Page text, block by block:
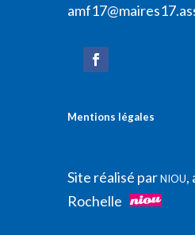
Mentions légales
Site réalisé parNIOU,
Rochelle